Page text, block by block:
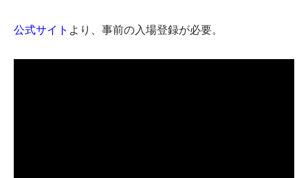
公式サイト より、事前の入場登録が必要。